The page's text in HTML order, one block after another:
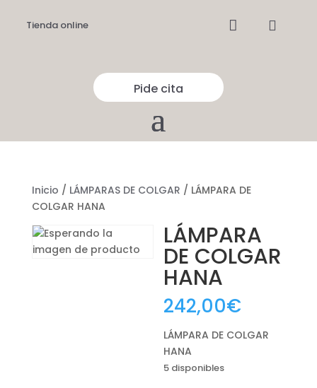
Tienda online  
Pide cita
Inicio / LÁMPARAS DE COLGAR / LÁMPARA DE
COLGAR HANA
LÁMPARA
DE COLGAR
HANA
242,00€
LÁMPARA DE COLGAR
HANA
5 disponibles